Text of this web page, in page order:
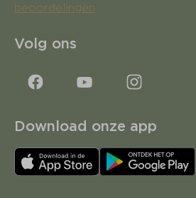
beoordelingen
Volg ons
Download onze app